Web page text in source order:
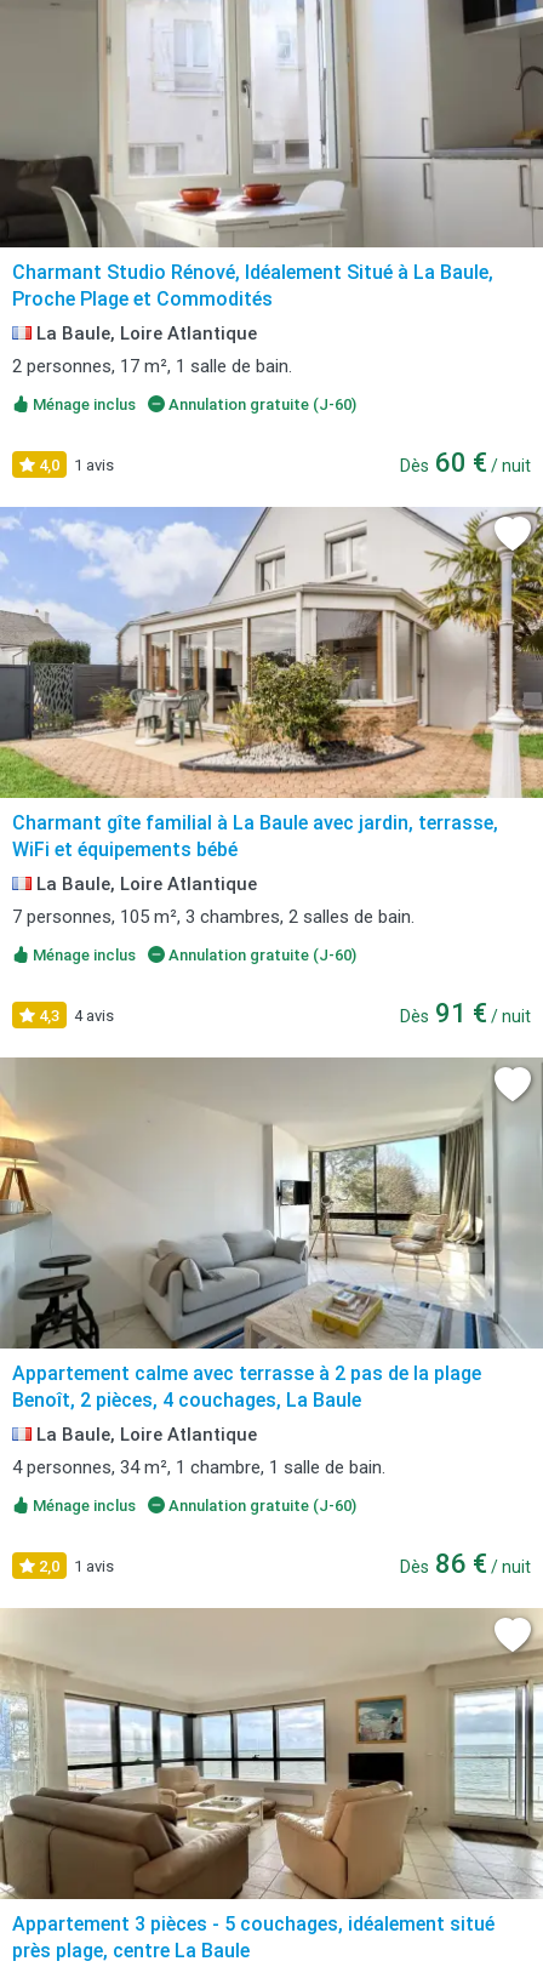
Charmant Studio Rénové, Idéalement Situé à La Baule,
Proche Plage et Commodités
La Baule, Loire Atlantique
2 personnes, 17 m², 1 salle de bain.
Ménage inclus Annulation gratuite (J-60)
4,0 1 avis Dès 60 € / nuit
Charmant gîte familial à La Baule avec jardin, terrasse,
WiFi et équipements bébé
La Baule, Loire Atlantique
7 personnes, 105 m², 3 chambres, 2 salles de bain.
Ménage inclus Annulation gratuite (J-60)
4,3 4 avis Dès 91 € / nuit
Appartement calme avec terrasse à 2 pas de la plage
Benoît, 2 pièces, 4 couchages, La Baule
La Baule, Loire Atlantique
4 personnes, 34 m², 1 chambre, 1 salle de bain.
Ménage inclus Annulation gratuite (J-60)
2,0 1 avis Dès 86 € / nuit
Appartement 3 pièces - 5 couchages, idéalement situé
près plage, centre La Baule